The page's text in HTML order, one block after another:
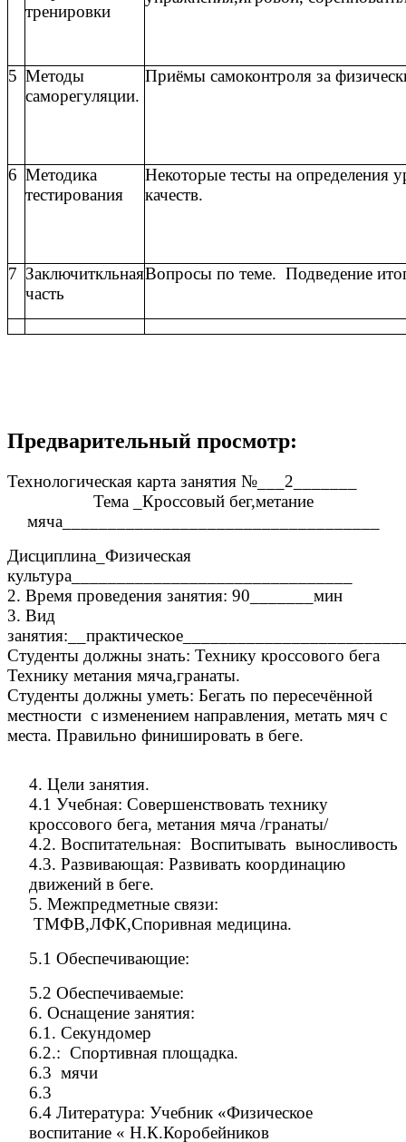
тренировки
5 Методы
саморегуляции.
Приёмы самоконтроля за
6 Методика
тестирования
Некоторые тесты на определения
качеств.
7 Заключиткльная
часть
Вопросы по теме. Подведение
Предварительный просмотр:
Технологическая карта занятия №___2_______
Тема _Кроссовый бег,метание
мяча___________________________________
Дисциплина_Физическая
культура_______________________________
2. Время проведения занятия: 90_______мин
3. Вид
Студенты должны знать: Технику кроссового бега
Технику метания мяча,гранаты.
Студенты должны уметь: Бегать по пересечённой
местности с изменением направления, метать мяч с
места. Правильно финишировать в беге.
4. Цели занятия.
4.1 Учебная: Совершенствовать технику
кроссового бега, метания мяча /гранаты/
4.2. Воспитательная: Воспитывать выносливость
4.3. Развивающая: Развивать координацию
движений в беге.
5. Межпредметные связи:
ТМФВ,ЛФК,Споривная медицина.
5.1 Обеспечивающие:
5.2 Обеспечиваемые:
6. Оснащение занятия:
6.1. Секундомер
6.2.: Спортивная площадка.
6.3 мячи
6.3
6.4 Литература: Учебник «Физическое
воспитание « Н.К.Коробейников